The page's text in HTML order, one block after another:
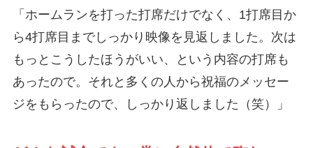
「ホームランを打った打席だけでなく、1打席目か
ら4打席目までしっかり映像を見返しました。次は
もっとこうしたほうがいい、という内容の打席も
あったので。それと多くの人から祝福のメッセー
ジをもらったので、しっかり返しました（笑）」